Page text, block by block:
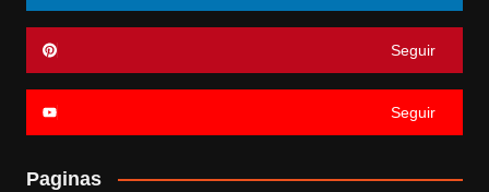
Seguir
Seguir
Paginas